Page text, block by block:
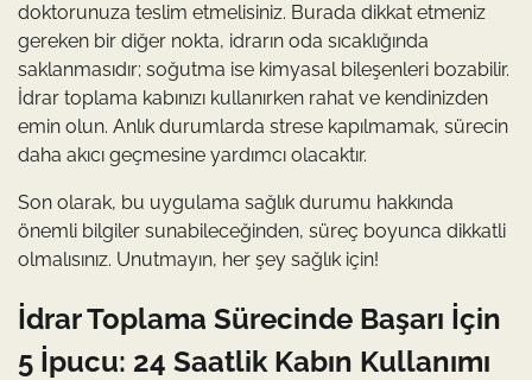
doktorunuza teslim etmelisiniz. Burada dikkat etmeniz
gereken bir diğer nokta, idrarın oda sıcaklığında
saklanmasıdır; soğutma ise kimyasal bileşenleri bozabilir.
İdrar toplama kabınızı kullanırken rahat ve kendinizden
emin olun. Anlık durumlarda strese kapılmamak, sürecin
daha akıcı geçmesine yardımcı olacaktır.
Son olarak, bu uygulama sağlık durumu hakkında
önemli bilgiler sunabileceğinden, süreç boyunca dikkatli
olmalısınız. Unutmayın, her şey sağlık için!
İdrar Toplama Sürecinde Başarı İçin
5 İpucu: 24 Saatlik Kabın Kullanımı